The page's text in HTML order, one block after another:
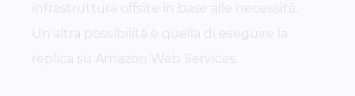
infrastruttura offsite in base alle necessità.
Un'altra possibilità è quella di eseguire la
replica su Amazon Web Services.